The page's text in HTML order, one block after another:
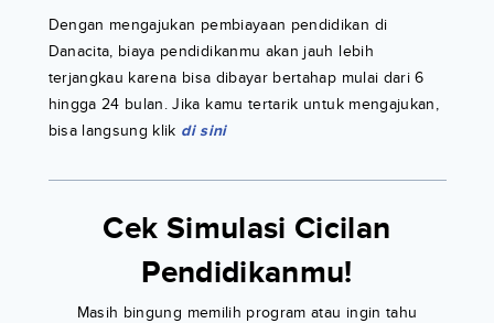
Dengan mengajukan pembiayaan pendidikan di
Danacita, biaya pendidikanmu akan jauh lebih
terjangkau karena bisa dibayar bertahap mulai dari 6
hingga 24 bulan. Jika kamu tertarik untuk mengajukan,
bisa langsung klik di sini
Cek Simulasi Cicilan
Pendidikanmu!
Masih bingung memilih program atau ingin tahu